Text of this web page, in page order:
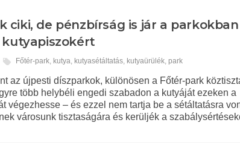
ciki, de pénzbírság is jár a parkokban
Főtér-park, kutya, kutyasétáltatás, kutyaürülék,park
az újpesti díszparkok, különösen a Főtér-park
több helybéli engedi szabadon a kutyáját ezeken a
végezhesse – és ezzel nem tartja be a sétáltatásra
városunk tisztaságára és kerüljék a